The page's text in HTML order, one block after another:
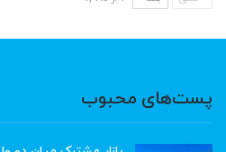
پست‌های محبوب